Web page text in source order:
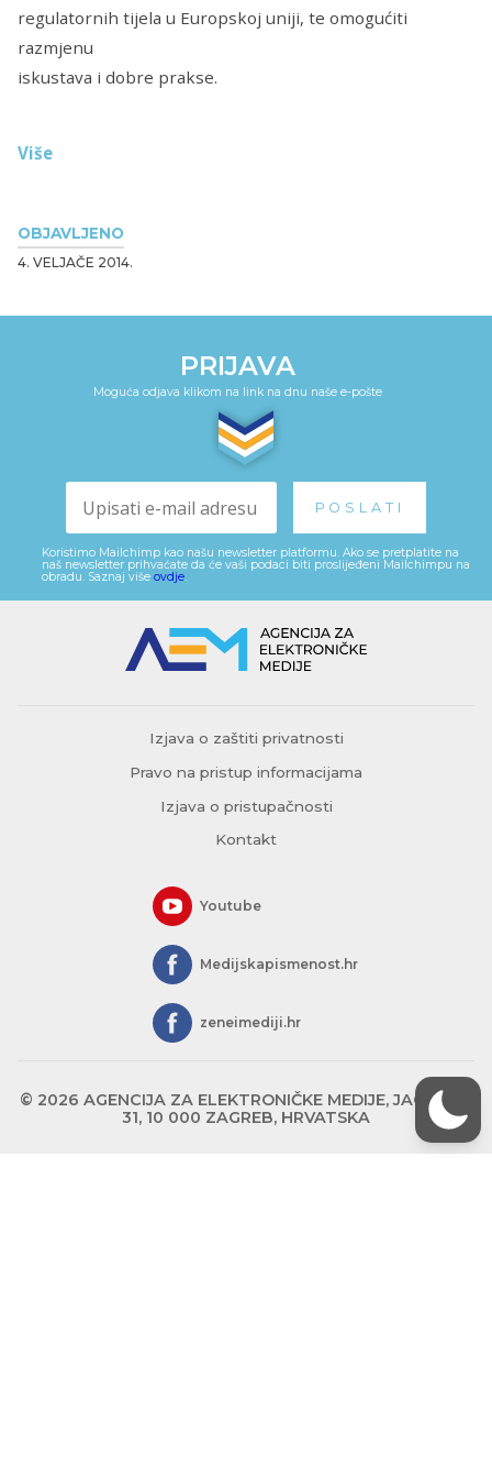
OBJAVLJENO
4. VELJAČE 2014.
regulatornih tijela u Europskoj uniji, te omogućiti
razmjenu
iskustava i dobre prakse.
Više
PRIJAVA
Moguća odjava klikom na link na dnu naše e-pošte
Koristimo Mailchimp kao našu newsletter platformu. Ako se pretplatite na
naš newsletter prihvaćate da će vaši podaci biti proslijeđeni Mailchimpu na
obradu. Saznaj više ovdje.
Izjava o zaštiti privatnosti
Pravo na pristup informacijama
Izjava o pristupačnosti
Kontakt
Youtube
Medijskapismenost.hr
zeneimediji.hr
© 2026 AGENCIJA ZA ELEKTRONIČKE MEDIJE, JAGIĆEVA
31, 10 000 ZAGREB, HRVATSKA